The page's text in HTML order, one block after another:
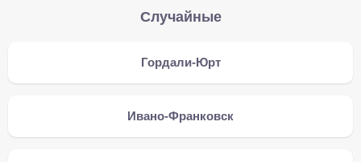
Случайные
Гордали-Юрт
Ивано-Франковск